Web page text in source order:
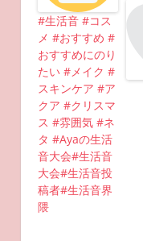
#生活音 #コス
メ #おすすめ #
おすすめにのり
たい #メイク #
スキンケア #ア
クア #クリスマ
ス #雰囲気 #ネ
タ #Ayaの生活
音大会#生活音
大会#生活音投
稿者#生活音界
隈